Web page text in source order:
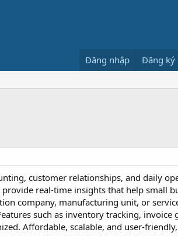
Đăng nhập Đăng ký
customer relationships, and daily
real-time insights that help small
company, manufacturing unit, or
such as inventory tracking, invoice
Affordable, scalable, and user-friendly,